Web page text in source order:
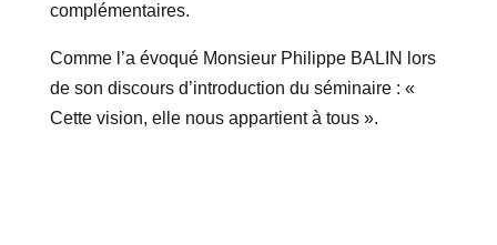
complémentaires.
Comme l’a évoqué Monsieur Philippe BALIN lors
de son discours d’introduction du séminaire : «
Cette vision, elle nous appartient à tous ».